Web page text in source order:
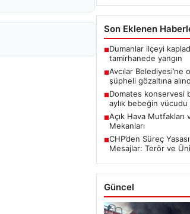
Son Eklenen
■Dumanlar ilçeyi
tamirhanede yangın
■Avcılar Belediyesi’ne
şüpheli gözaltına
■Domates konservesi
aylık bebeğin vücudu
■Açık Hava Mutfakları
Mekanları
■CHP’den Süreç
Mesajlar: Terör ve
Güncel